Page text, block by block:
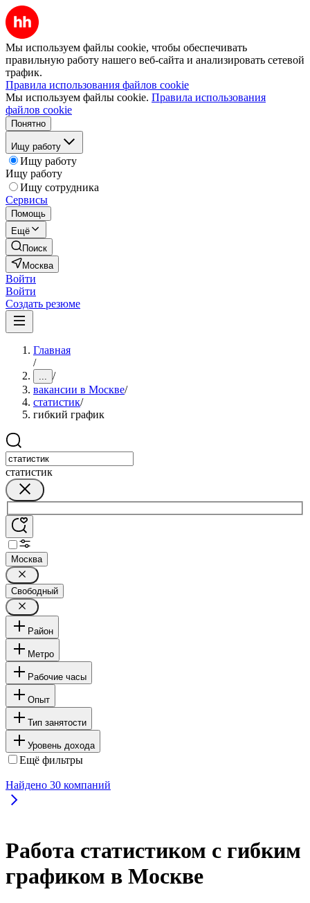
Мы используем файлы cookie, чтобы обеспечивать
правильную работу нашего веб-сайта и анализировать сетевой
трафик.
Правила использования файлов cookie
Мы используем файлы cookie. Правила использования
файлов cookie
Понятно
Ищу работу
Ищу работу
Ищу работу
Ищу сотрудника
Сервисы
Помощь
Ещё
Поиск
Москва
Войти
Войти
Создать резюме
Главная
/
... /
вакансии в Москве/
статистик/
гибкий график
статистик
Москва
Свободный
Район
Метро
Рабочие часы
Опыт
Тип занятости
Уровень дохода
Ещё фильтры
Найдено 30 компаний
Работа статистиком с гибким
графиком в Москве